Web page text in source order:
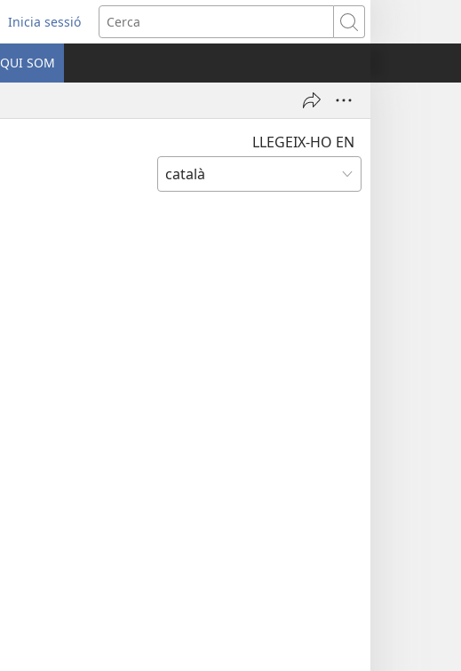
Inicia sessió
(obre
una
finestra
nova)
Cerca
QUI SOM
LLEGEIX-HO EN